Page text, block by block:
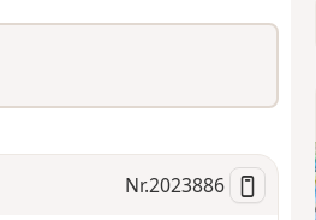
Nr.2023886